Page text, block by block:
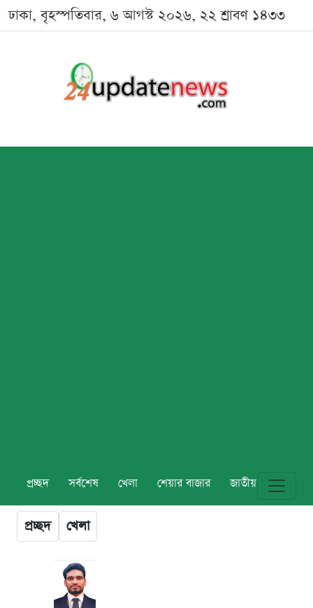
ঢাকা, বৃহস্পতিবার, ৬ আগস্ট ২০২৬, ২২ শ্রাবণ ১৪৩৩
প্রচ্ছদ সর্বশেষ খেলা শেয়ার বাজার জাতীয় বিশ্ব
প্রচ্ছদ খেলা